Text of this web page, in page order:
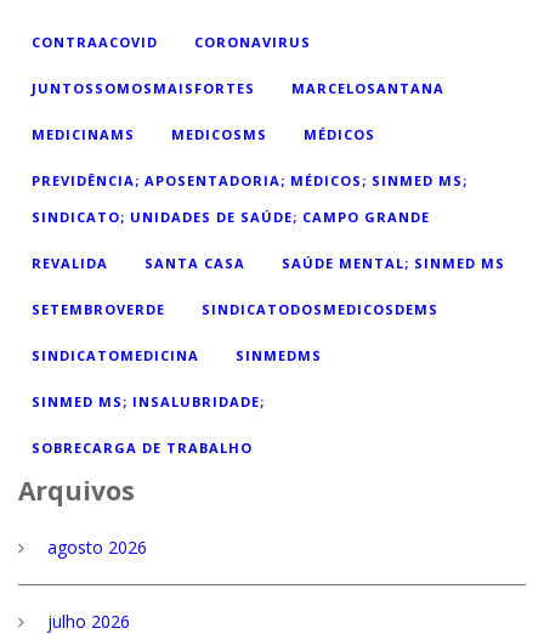
CONTRAACOVID CORONAVIRUS
JUNTOSSOMOSMAISFORTES MARCELOSANTANA
MEDICINAMS MEDICOSMS MÉDICOS
PREVIDÊNCIA; APOSENTADORIA; MÉDICOS; SINMED MS;
SINDICATO; UNIDADES DE SAÚDE; CAMPO GRANDE
REVALIDA SANTA CASA SAÚDE MENTAL; SINMED MS
SETEMBROVERDE SINDICATODOSMEDICOSDEMS
SINDICATOMEDICINA SINMEDMS
SINMED MS; INSALUBRIDADE;
SOBRECARGA DE TRABALHO
Arquivos
agosto 2026
julho 2026